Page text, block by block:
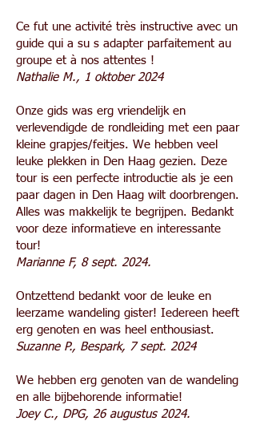
Ce fut une activité très instructive avec un
guide qui a su s adapter parfaitement au
groupe et à nos attentes !
Nathalie M., 1 oktober 2024
Onze gids was erg vriendelijk en
verlevendigde de rondleiding met een paar
kleine grapjes/feitjes. We hebben veel
leuke plekken in Den Haag gezien. Deze
tour is een perfecte introductie als je een
paar dagen in Den Haag wilt doorbrengen.
Alles was makkelijk te begrijpen. Bedankt
voor deze informatieve en interessante
tour!
Marianne F, 8 sept. 2024.
Ontzettend bedankt voor de leuke en
leerzame wandeling gister! Iedereen heeft
erg genoten en was heel enthousiast.
Suzanne P., Bespark, 7 sept. 2024
We hebben erg genoten van de wandeling
en alle bijbehorende informatie!
Joey C., DPG, 26 augustus 2024.